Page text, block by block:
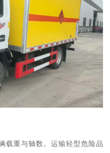
载重与轴数。运输轻型危险品